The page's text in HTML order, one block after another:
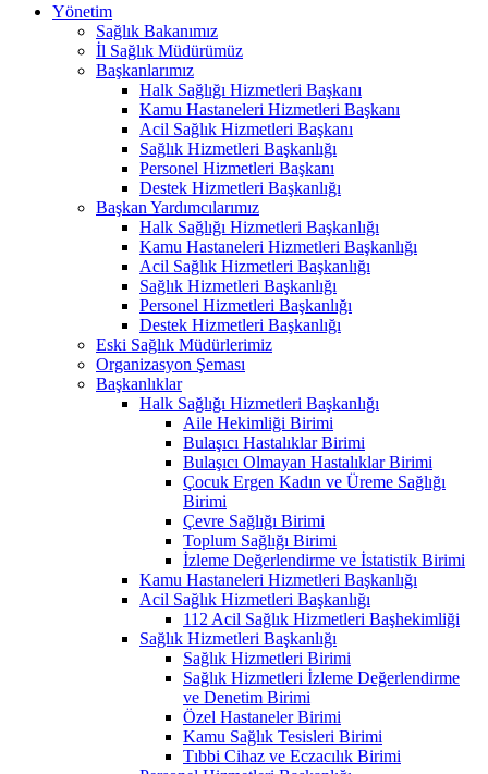
Yönetim
Sağlık Bakanımız
İl Sağlık Müdürümüz
Başkanlarımız
Halk Sağlığı Hizmetleri Başkanı
Kamu Hastaneleri Hizmetleri Başkanı
Acil Sağlık Hizmetleri Başkanı
Sağlık Hizmetleri Başkanlığı
Personel Hizmetleri Başkanı
Destek Hizmetleri Başkanlığı
Başkan Yardımcılarımız
Halk Sağlığı Hizmetleri Başkanlığı
Kamu Hastaneleri Hizmetleri Başkanlığı
Acil Sağlık Hizmetleri Başkanlığı
Sağlık Hizmetleri Başkanlığı
Personel Hizmetleri Başkanlığı
Destek Hizmetleri Başkanlığı
Eski Sağlık Müdürlerimiz
Organizasyon Şeması
Başkanlıklar
Halk Sağlığı Hizmetleri Başkanlığı
Aile Hekimliği Birimi
Bulaşıcı Hastalıklar Birimi
Bulaşıcı Olmayan Hastalıklar Birimi
Çocuk Ergen Kadın ve Üreme Sağlığı
Birimi
Çevre Sağlığı Birimi
Toplum Sağlığı Birimi
İzleme Değerlendirme ve İstatistik Birimi
Kamu Hastaneleri Hizmetleri Başkanlığı
Acil Sağlık Hizmetleri Başkanlığı
112 Acil Sağlık Hizmetleri Başhekimliği
Sağlık Hizmetleri Başkanlığı
Sağlık Hizmetleri Birimi
Sağlık Hizmetleri İzleme Değerlendirme
ve Denetim Birimi
Özel Hastaneler Birimi
Kamu Sağlık Tesisleri Birimi
Tıbbi Cihaz ve Eczacılık Birimi